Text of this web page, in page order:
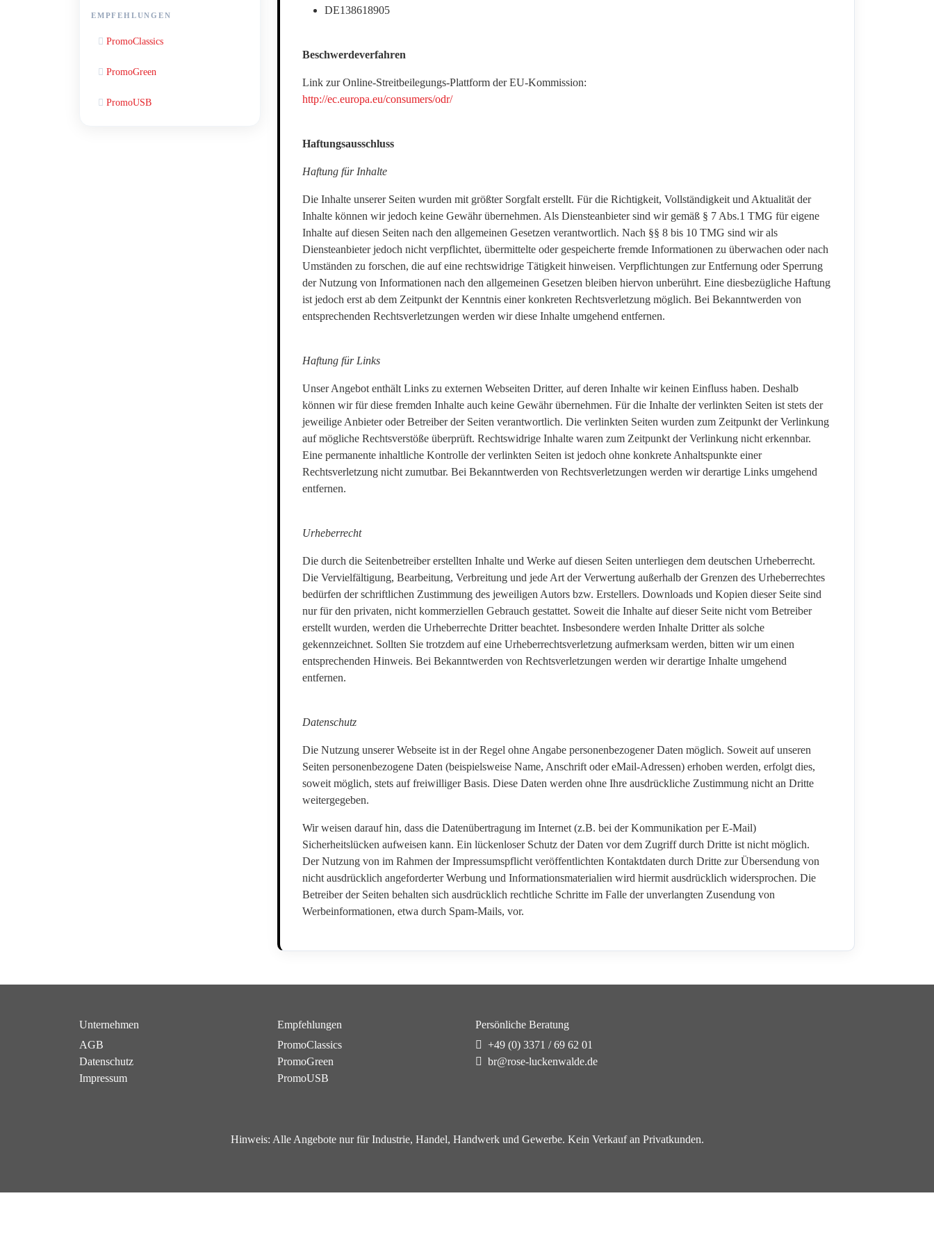
EMPFEHLUNGEN
PromoClassics
PromoGreen
PromoUSB
DE138618905
Beschwerdeverfahren
Link zur Online-Streitbeilegungs-Plattform der EU-Kommission:
http://ec.europa.eu/consumers/odr/
Haftungsausschluss
Haftung für Inhalte
Die Inhalte unserer Seiten wurden mit größter Sorgfalt erstellt. Für die Richtigkeit, Vollständigkeit und Aktualität der
Inhalte können wir jedoch keine Gewähr übernehmen. Als Diensteanbieter sind wir gemäß § 7 Abs.1 TMG für eigene
Inhalte auf diesen Seiten nach den allgemeinen Gesetzen verantwortlich. Nach §§ 8 bis 10 TMG sind wir als
Diensteanbieter jedoch nicht verpflichtet, übermittelte oder gespeicherte fremde Informationen zu überwachen oder nach
Umständen zu forschen, die auf eine rechtswidrige Tätigkeit hinweisen. Verpflichtungen zur Entfernung oder Sperrung
der Nutzung von Informationen nach den allgemeinen Gesetzen bleiben hiervon unberührt. Eine diesbezügliche Haftung
ist jedoch erst ab dem Zeitpunkt der Kenntnis einer konkreten Rechtsverletzung möglich. Bei Bekanntwerden von
entsprechenden Rechtsverletzungen werden wir diese Inhalte umgehend entfernen.
Haftung für Links
Unser Angebot enthält Links zu externen Webseiten Dritter, auf deren Inhalte wir keinen Einfluss haben. Deshalb
können wir für diese fremden Inhalte auch keine Gewähr übernehmen. Für die Inhalte der verlinkten Seiten ist stets der
jeweilige Anbieter oder Betreiber der Seiten verantwortlich. Die verlinkten Seiten wurden zum Zeitpunkt der Verlinkung
auf mögliche Rechtsverstöße überprüft. Rechtswidrige Inhalte waren zum Zeitpunkt der Verlinkung nicht erkennbar.
Eine permanente inhaltliche Kontrolle der verlinkten Seiten ist jedoch ohne konkrete Anhaltspunkte einer
Rechtsverletzung nicht zumutbar. Bei Bekanntwerden von Rechtsverletzungen werden wir derartige Links umgehend
entfernen.
Urheberrecht
Die durch die Seitenbetreiber erstellten Inhalte und Werke auf diesen Seiten unterliegen dem deutschen Urheberrecht.
Die Vervielfältigung, Bearbeitung, Verbreitung und jede Art der Verwertung außerhalb der Grenzen des Urheberrechtes
bedürfen der schriftlichen Zustimmung des jeweiligen Autors bzw. Erstellers. Downloads und Kopien dieser Seite sind
nur für den privaten, nicht kommerziellen Gebrauch gestattet. Soweit die Inhalte auf dieser Seite nicht vom Betreiber
erstellt wurden, werden die Urheberrechte Dritter beachtet. Insbesondere werden Inhalte Dritter als solche
gekennzeichnet. Sollten Sie trotzdem auf eine Urheberrechtsverletzung aufmerksam werden, bitten wir um einen
entsprechenden Hinweis. Bei Bekanntwerden von Rechtsverletzungen werden wir derartige Inhalte umgehend
entfernen.
Datenschutz
Die Nutzung unserer Webseite ist in der Regel ohne Angabe personenbezogener Daten möglich. Soweit auf unseren
Seiten personenbezogene Daten (beispielsweise Name, Anschrift oder eMail-Adressen) erhoben werden, erfolgt dies,
soweit möglich, stets auf freiwilliger Basis. Diese Daten werden ohne Ihre ausdrückliche Zustimmung nicht an Dritte
weitergegeben.
Wir weisen darauf hin, dass die Datenübertragung im Internet (z.B. bei der Kommunikation per E-Mail)
Sicherheitslücken aufweisen kann. Ein lückenloser Schutz der Daten vor dem Zugriff durch Dritte ist nicht möglich.
Der Nutzung von im Rahmen der Impressumspflicht veröffentlichten Kontaktdaten durch Dritte zur Übersendung von
nicht ausdrücklich angeforderter Werbung und Informationsmaterialien wird hiermit ausdrücklich widersprochen. Die
Betreiber der Seiten behalten sich ausdrücklich rechtliche Schritte im Falle der unverlangten Zusendung von
Werbeinformationen, etwa durch Spam-Mails, vor.
Unternehmen
AGB
Datenschutz
Impressum
Empfehlungen
PromoClassics
PromoGreen
PromoUSB
Persönliche Beratung
+49 (0) 3371 / 69 62 01
br@rose-luckenwalde.de
Hinweis: Alle Angebote nur für Industrie, Handel, Handwerk und Gewerbe. Kein Verkauf an Privatkunden.